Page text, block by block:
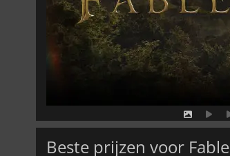
Beste prijzen voor Fable